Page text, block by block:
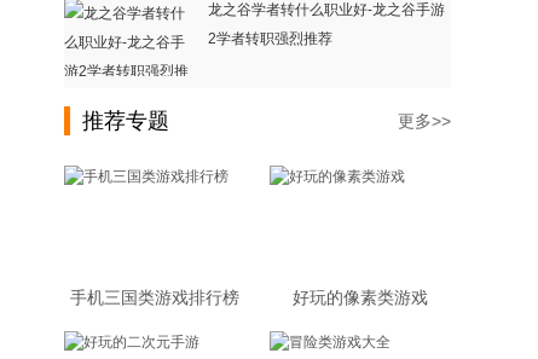
龙之谷学者转什么职业好-龙之谷手游
2学者转职强烈推荐
推荐专题 更多>>
手机三国类游戏排行榜 好玩的像素类游戏